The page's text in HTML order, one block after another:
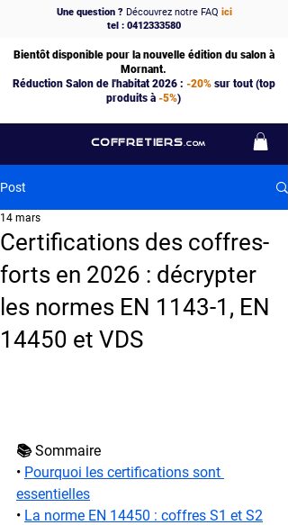
COFFRETIERS .COM
Une question ?Découvrez notre FAQ ici
tel : 0412333580
Bientôt disponible pour la nouvelle édition du salon à
Mornant.
Réduction Salon de l'habitat 2026 : -20%sur tout (top
produits à -5%)
Post
Certifications des coffres-
forts en 2026 : décrypter
les normes EN 1143-1, EN
14450 et VDS
14 mars
📚 Sommaire
• Pourquoi les certifications sont
essentielles
• La norme EN 14450 : coffres S1 et S2